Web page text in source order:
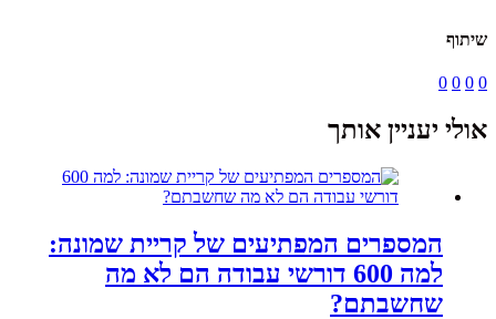
שיתוף
0
0
0
0
אולי יעניין אותך
המספרים המפתיעים של קריית שמונה:
למה 600 דורשי עבודה הם לא מה
שחשבתם?